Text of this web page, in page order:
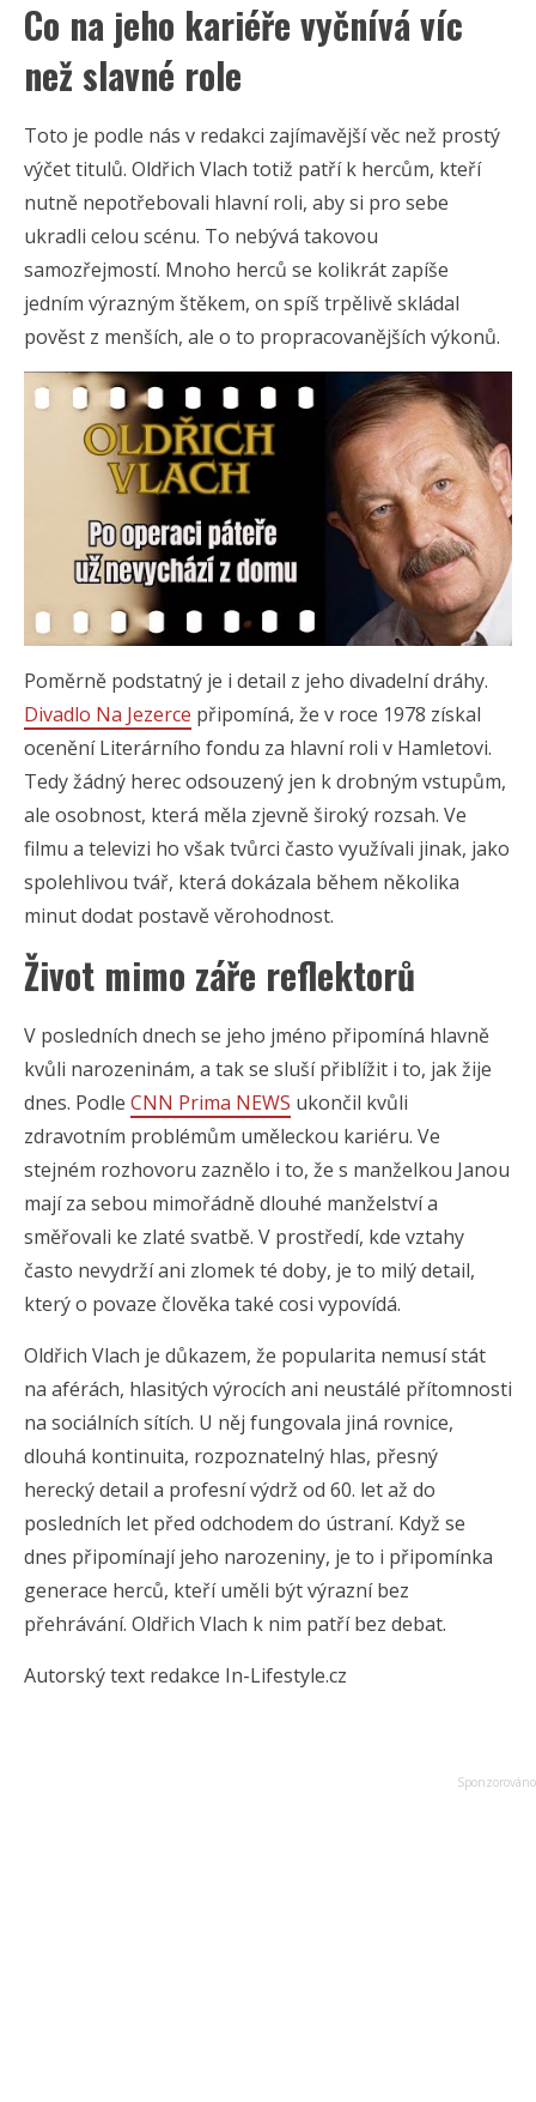
Co na jeho kariéře vyčnívá víc
než slavné role
Toto je podle nás v redakci zajímavější věc než prostý
výčet titulů. Oldřich Vlach totiž patří k hercům, kteří
nutně nepotřebovali hlavní roli, aby si pro sebe
ukradli celou scénu. To nebývá takovou
samozřejmostí. Mnoho herců se kolikrát zapíše
jedním výrazným štěkem, on spíš trpělivě skládal
pověst z menších, ale o to propracovanějších výkonů.
Poměrně podstatný je i detail z jeho divadelní dráhy.
Divadlo Na Jezerce připomíná, že v roce 1978 získal
ocenění Literárního fondu za hlavní roli v Hamletovi.
Tedy žádný herec odsouzený jen k drobným vstupům,
ale osobnost, která měla zjevně široký rozsah. Ve
filmu a televizi ho však tvůrci často využívali jinak, jako
spolehlivou tvář, která dokázala během několika
minut dodat postavě věrohodnost.
Život mimo záře reflektorů
V posledních dnech se jeho jméno připomíná hlavně
kvůli narozeninám, a tak se sluší přiblížit i to, jak žije
dnes. Podle CNN Prima NEWS ukončil kvůli
zdravotním problémům uměleckou kariéru. Ve
stejném rozhovoru zaznělo i to, že s manželkou Janou
mají za sebou mimořádně dlouhé manželství a
směřovali ke zlaté svatbě. V prostředí, kde vztahy
často nevydrží ani zlomek té doby, je to milý detail,
který o povaze člověka také cosi vypovídá.
Oldřich Vlach je důkazem, že popularita nemusí stát
na aférách, hlasitých výrocích ani neustálé přítomnosti
na sociálních sítích. U něj fungovala jiná rovnice,
dlouhá kontinuita, rozpoznatelný hlas, přesný
herecký detail a profesní výdrž od 60. let až do
posledních let před odchodem do ústraní. Když se
dnes připomínají jeho narozeniny, je to i připomínka
generace herců, kteří uměli být výrazní bez
přehrávání. Oldřich Vlach k nim patří bez debat.
Autorský text redakce In-Lifestyle.cz